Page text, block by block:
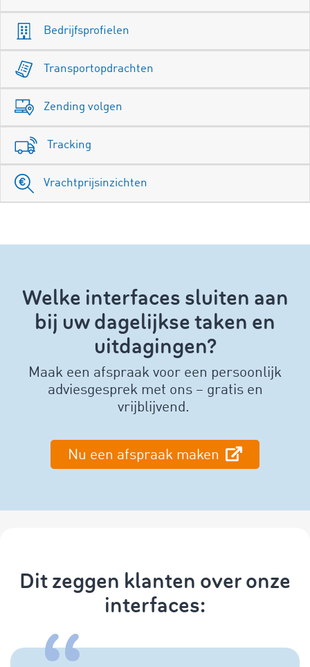
Bedrijfsprofielen
Transportopdrachten
Zending volgen
Tracking
Vrachtprijsinzichten
Welke interfaces sluiten aan
bij uw dagelijkse taken en
uitdagingen?
Maak een afspraak voor een persoonlijk
adviesgesprek met ons – gratis en
vrijblijvend.
Nu een afspraak maken
Dit zeggen klanten over onze
interfaces: